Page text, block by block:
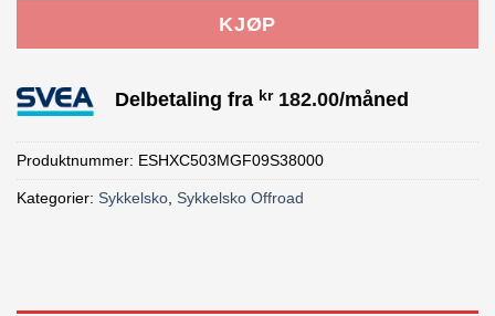
KJØP
Delbetaling fra kr182.00/måned
Produktnummer: ESHXC503MGF09S38000
Kategorier: Sykkelsko Sykkelsko Offroad